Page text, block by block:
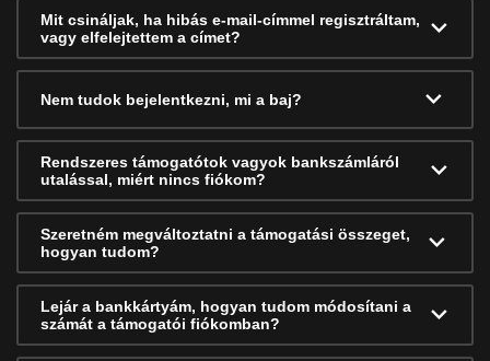
Mit csináljak, ha hibás e-mail-címmel regisztráltam,
vagy elfelejtettem a címet?
Nem tudok bejelentkezni, mi a baj?
Rendszeres támogatótok vagyok bankszámláról
utalással, miért nincs fiókom?
Szeretném megváltoztatni a támogatási összeget,
hogyan tudom?
Lejár a bankkártyám, hogyan tudom módosítani a
számát a támogatói fiókomban?